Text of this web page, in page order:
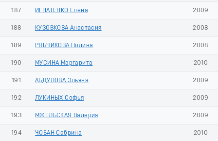
187 ИГНАТЕНКО Елена 2009
188 КУЗОВКОВА Анастасия 2008
189 РЯБЧИКОВА Полина 2008
190 МУСИНА Маргарита 2010
191 АБДУЛОВА Эльяна 2009
192 ЛУКИНЫХ Софья 2009
193 МЖЕЛЬСКАЯ Валерия 2009
194 ЧОБАН Сабрина 2010